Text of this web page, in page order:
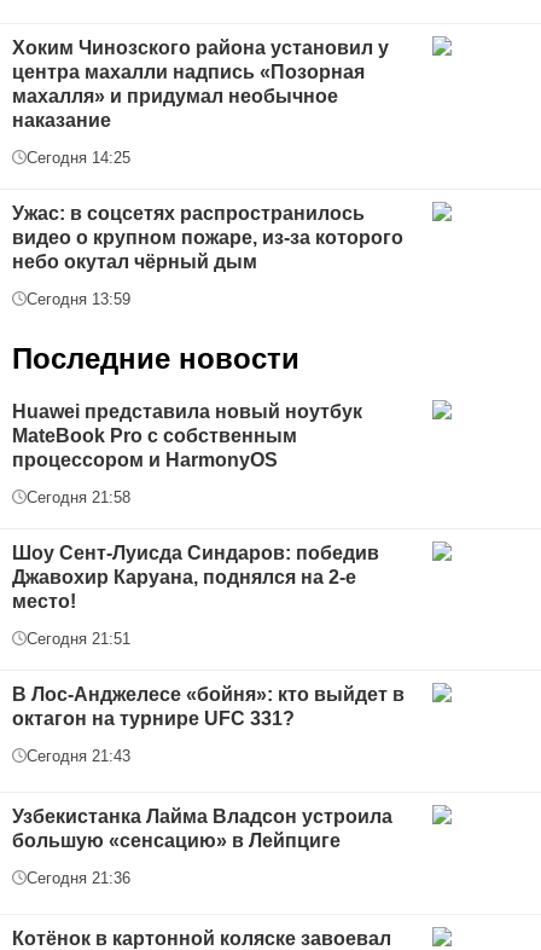
Хоким Чинозского района установил у
центра махалли надпись «Позорная
махалля» и придумал необычное
наказание
Сегодня 14:25
Ужас: в соцсетях распространилось
видео о крупном пожаре, из-за которого
небо окутал чёрный дым
Сегодня 13:59
Последние новости
Huawei представила новый ноутбук
MateBook Pro с собственным
процессором и HarmonyOS
Сегодня 21:58
Шоу Сент-Луисда Синдаров: победив
Джавохир Каруана, поднялся на 2-е
место!
Сегодня 21:51
В Лос-Анджелесе «бойня»: кто выйдет в
октагон на турнире UFC 331?
Сегодня 21:43
Узбекистанка Лайма Владсон устроила
большую «сенсацию» в Лейпциге
Сегодня 21:36
Котёнок в картонной коляске завоевал